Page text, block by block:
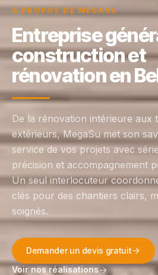
À PROPOS DE MEGASU
Entreprise
construction et
rénovation en
De la rénovation intérieure aux
extérieurs, MegaSu met son
service de vos projets avec
précision et accompagnement
Un seul interlocuteur
clés pour des chantiers clairs,
soignés.
Demander un devis gratuit
Voir nos réalisations